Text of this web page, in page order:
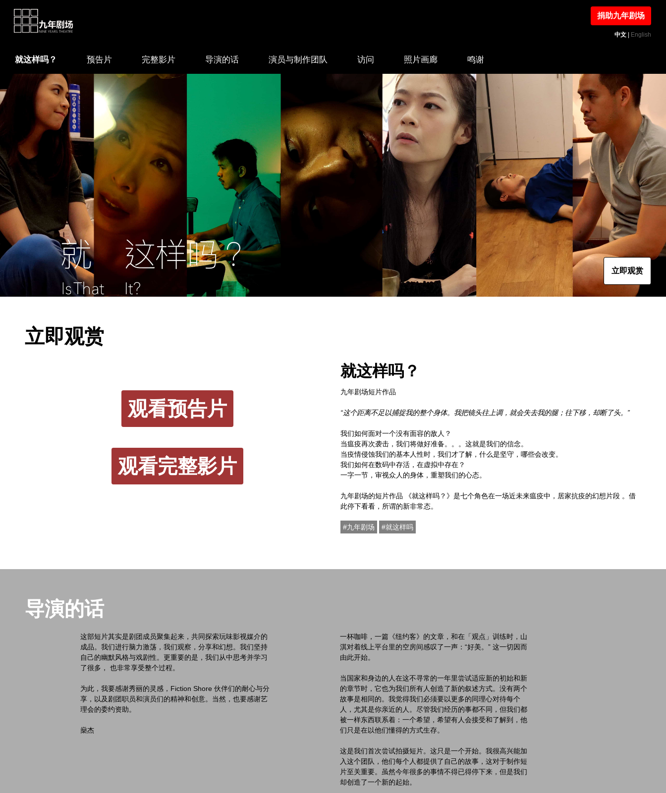
捐助九年剧场
中文 English
就这样吗？ 预告片 完整影片 导演的话 演员与制作团队 访问 照片画廊 鸣谢
立即观赏
立即观赏
观看预告片
观看完整影片
就这样吗？
九年剧场短片作品
“这个距离不足以捕捉我的整个身体。我把镜头往上调，就会失去我的腿；往下移，却断了头。”
我们如何面对一个没有面容的敌人？
当瘟疫再次袭击，我们将做好准备。。。这就是我们的信念。
当疫情侵蚀我们的基本人性时，我们才了解，什么是坚守，哪些会改变。
我们如何在数码中存活，在虚拟中存在？
一字一节，审视众人的身体，重塑我们的心态。
九年剧场的短片作品 《就这样吗？》是七个角色在一场近未来瘟疫中，居家抗疫的幻想片段 。借
此停下看看，所谓的新非常态。
#九年剧场 #就这样吗
导演的话
这部短片其实是剧团成员聚集起来，共同探索玩味影视媒介的
成品。我们进行脑力激荡，我们观察，分享和幻想。我们坚持
自己的幽默风格与戏剧性。更重要的是，我们从中思考并学习
了很多， 也非常享受整个过程。
为此，我要感谢秀丽的灵感，Fiction Shore 伙伴们的耐心与分
享，以及剧团职员和演员们的精神和创意。当然，也要感谢艺
理会的委约资助。
燊杰
一杯咖啡，一篇《纽约客》的文章，和在「观点」训练时，山
淇对着线上平台里的空房间感叹了一声：“好美。” 这一切因而
由此开始。
当国家和身边的人在这不寻常的一年里尝试适应新的初始和新
的章节时，它也为我们所有人创造了新的叙述方式。没有两个
故事是相同的。我觉得我们必须要以更多的同理心对待每个
人，尤其是你亲近的人。尽管我们经历的事都不同，但我们都
被一样东西联系着：一个希望，希望有人会接受和了解到，他
们只是在以他们懂得的方式生存。
这是我们首次尝试拍摄短片。这只是一个开始。我很高兴能加
入这个团队，他们每个人都提供了自己的故事，这对于制作短
片至关重要。虽然今年很多的事情不得已得停下来，但是我们
却创造了一个新的起始。